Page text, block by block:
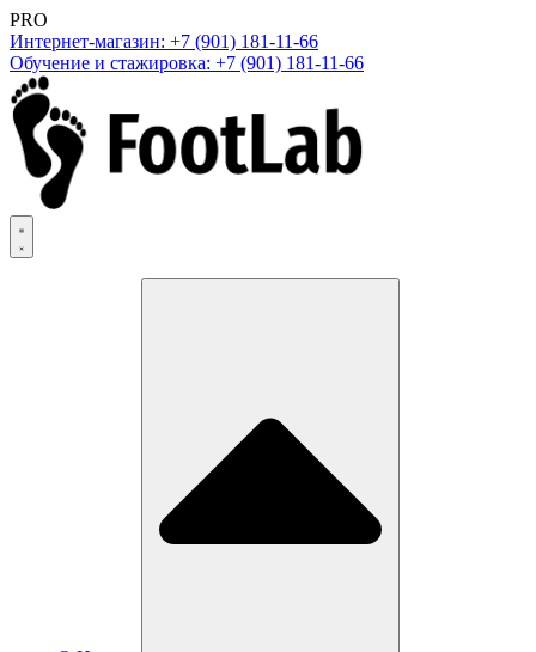
PRO
Интернет-магазин: +7 (901) 181-11-66
Обучение и стажировка: +7 (901) 181-11-66